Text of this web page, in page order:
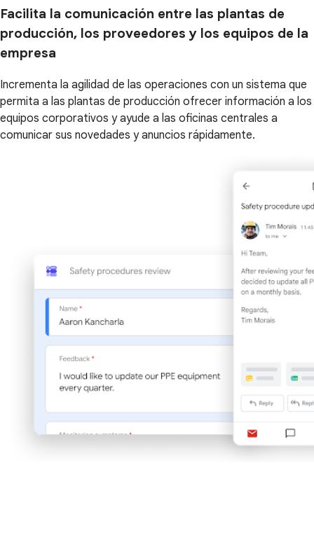
Facilita la comunicación entre las plantas de
producción, los proveedores y los equipos de la
empresa
Incrementa la agilidad de las operaciones con un sistema que
permita a las plantas de producción ofrecer información a los
equipos corporativos y ayude a las oficinas centrales a
comunicar sus novedades y anuncios rápidamente.